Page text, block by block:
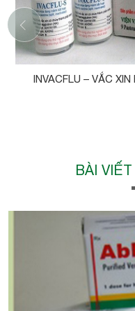
‹
INVACFLU – VẮC
BÀI